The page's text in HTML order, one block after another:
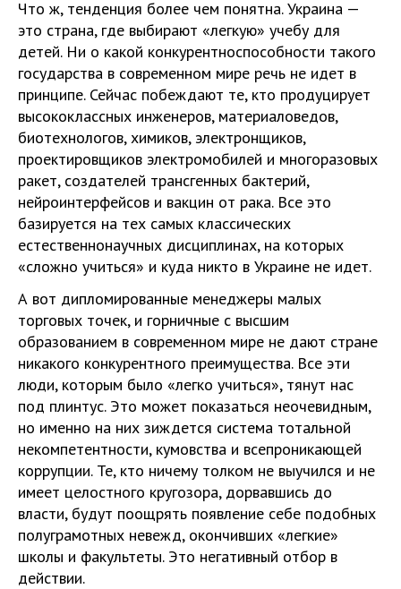
Что ж, тенденция более чем понятна. Украина —
это страна, где выбирают «легкую» учебу для
детей. Ни о какой конкурентноспособности такого
государства в современном мире речь не идет в
принципе. Сейчас побеждают те, кто продуцирует
высококлассных инженеров, материаловедов,
биотехнологов, химиков, электронщиков,
проектировщиков электромобилей и многоразовых
ракет, создателей трансгенных бактерий,
нейроинтерфейсов и вакцин от рака. Все это
базируется на тех самых классических
естественнонаучных дисциплинах, на которых
«сложно учиться» и куда никто в Украине не идет.
А вот дипломированные менеджеры малых
торговых точек, и горничные с высшим
образованием в современном мире не дают стране
никакого конкурентного преимущества. Все эти
люди, которым было «легко учиться», тянут нас
под плинтус. Это может показаться неочевидным,
но именно на них зиждется система тотальной
некомпетентности, кумовства и всепроникающей
коррупции. Те, кто ничему толком не выучился и не
имеет целостного кругозора, дорвавшись до
власти, будут поощрять появление себе подобных
полуграмотных невежд, окончивших «легкие»
школы и факультеты. Это негативный отбор в
действии.